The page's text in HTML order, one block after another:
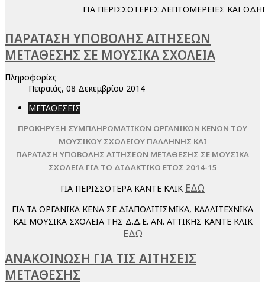
ΓΙΑ ΠΕΡΙΣΣΟΤΕΡΕΣ ΛΕΠΤΟΜΕΡΕΙΕΣ ΚΑΙ
ΠΑΡΑΤΑΣΗ ΥΠΟΒΟΛΗΣ ΑΙΤΗΣΕΩΝ
ΜΕΤΑΘΕΣΗΣ ΣΕ ΜΟΥΣΙΚΑ ΣΧΟΛΕΙΑ
Πληροφορίες
Πειραιάς, 08 Δεκεμβρίου 2014
ΜΕΤΑΘΕΣΕΙΣ
ΠΡΟΚΗΡΥΞΗ ΣΥΜΠΛΗΡΩΜΑΤΙΚΩΝ ΟΡΓΑΝΙΚΩΝ ΚΕΝΩΝ ΤΟΥ
ΜΟΥΣΙΚΟΥ ΣΧΟΛΕΙΟΥ ΠΑΛΛΗΝΗΣ ΚΑΙ
ΠΑΡΑΤΑΣΗ ΥΠΟΒΟΛΗΣ ΑΙΤΗΣΕΩΝ ΜΕΤΑΘΕΣΗΣ ΣΕ ΜΟΥΣΙΚΑ
ΣΧΟΛΕΙΑ ΓΙΑ ΤΟ ΔΙΔΑΚΤΙΚΟ ΕΤΟΣ 2014-15
ΓΙΑ ΠΕΡΙΣΣΟΤΕΡΑ ΚΑΝΤΕ ΚΛΙΚ ΕΔΩ
ΓΙΑ ΤΑ ΟΡΓΑΝΙΚΑ ΚΕΝΑ ΣΕ ΔΙΑΠΟΛΙΤΙΣΜΙΚΑ, ΚΑΛΛΙΤΕΧΝΙΚΑ
ΚΑΙ ΜΟΥΣΙΚΑ ΣΧΟΛΕΙΑ ΤΗΣ Δ.Δ.Ε. ΑΝ. ΑΤΤΙΚΗΣ ΚΑΝΤΕ ΚΛΙΚ
ΕΔΩ
ΑΝΑΚΟΙΝΩΣΗ ΓΙΑ ΤΙΣ ΑΙΤΗΣΕΙΣ
ΜΕΤΑΘΕΣΗΣ